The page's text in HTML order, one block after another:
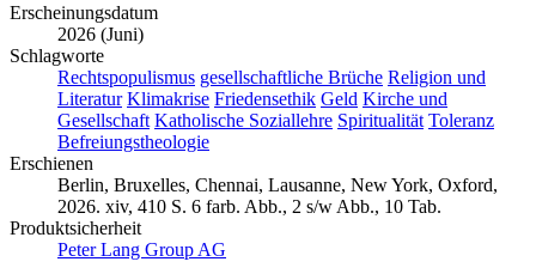
Erscheinungsdatum
2026 (Juni)
Schlagworte
Rechtspopulismus gesellschaftliche Brüche Religion und
Literatur Klimakrise Friedensethik Geld Kirche und
Gesellschaft Katholische Soziallehre Spiritualität Toleranz
Befreiungstheologie
Erschienen
Berlin, Bruxelles, Chennai, Lausanne, New York, Oxford,
2026. xiv, 410 S. 6 farb. Abb., 2 s/w Abb., 10 Tab.
Produktsicherheit
Peter Lang Group AG